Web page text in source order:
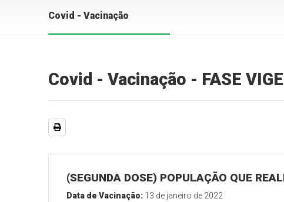
Covid - Vacinação
Covid - Vacinação - FASE
(SEGUNDA DOSE) POPULAÇÃO QUE
Data de Vacinação: 13 de janeiro de 2022